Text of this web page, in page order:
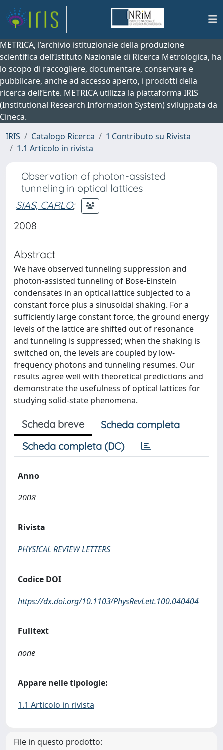
METRICA, l’archivio istituzionale della produzione
scientifica dell’Istituto Nazionale di Ricerca Metrologica, ha
lo scopo di raccogliere, documentare, conservare e
pubblicare, anche ad accesso aperto, i prodotti della
ricerca dell’Ente. METRICA utilizza la piattaforma IRIS
(Institutional Research Information System) sviluppata da
Cineca.
IRIS
Catalogo Ricerca
1 Contributo su Rivista
1.1 Articolo in rivista
Observation of photon-assisted
tunneling in optical lattices
SIAS, CARLO;
2008
Abstract
We have observed tunneling suppression and
photon-assisted tunneling of Bose-Einstein
condensates in an optical lattice subjected to a
constant force plus a sinusoidal shaking. For a
sufficiently large constant force, the ground energy
levels of the lattice are shifted out of resonance
and tunneling is suppressed; when the shaking is
switched on, the levels are coupled by low-
frequency photons and tunneling resumes. Our
results agree well with theoretical predictions and
demonstrate the usefulness of optical lattices for
studying solid-state phenomena.
Scheda breve
Scheda completa
Scheda completa (DC)
Anno
2008
Rivista
PHYSICAL REVIEW LETTERS
Codice DOI
https://dx.doi.org/10.1103/PhysRevLett.100.040404
Fulltext
none
Appare nelle tipologie:
1.1 Articolo in rivista
File in questo prodotto: